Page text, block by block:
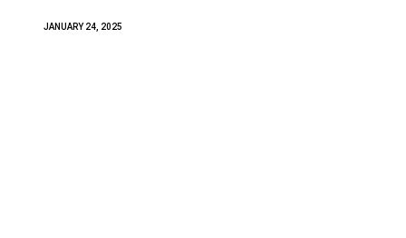
JANUARY 24, 2025